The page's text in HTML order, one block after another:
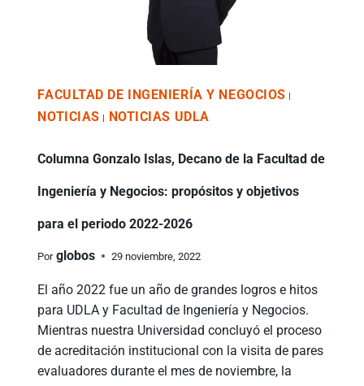
FACULTAD DE INGENIERÍA Y NEGOCIOS
NOTICIAS NOTICIAS UDLA
Columna Gonzalo Islas, Decano de la Facultad de
Ingeniería y Negocios: propósitos y objetivos
para el periodo 2022-2026
Por globos 29 noviembre, 2022
El año 2022 fue un año de grandes logros e hitos
para UDLA y Facultad de Ingeniería y Negocios.
Mientras nuestra Universidad concluyó el proceso
de acreditación institucional con la visita de pares
evaluadores durante el mes de noviembre, la